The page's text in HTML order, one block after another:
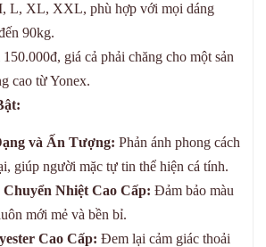
L, XL, XXL, phù hợp với mọi dáng
90kg.
giá cả phải chăng cho một sản
cao từ Yonex.
và Ấn Tượng: Phản ánh phong cách
giúp người mặc tự tin thể hiện cá tính.
Nhiệt Cao Cấp: Đảm bảo màu
mới mẻ và bền bỉ.
Cao Cấp: Đem lại cảm giác thoải